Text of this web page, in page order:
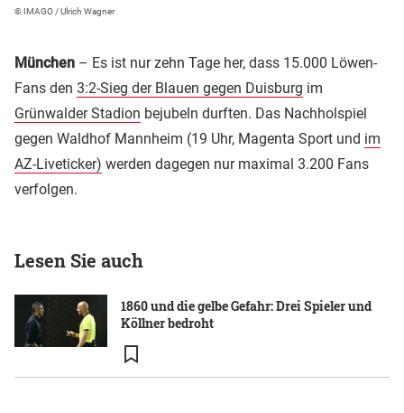
© IMAGO / Ulrich Wagner
München – Es ist nur zehn Tage her, dass 15.000 Löwen-
Fans den 3:2-Sieg der Blauen gegen Duisburg im
Grünwalder Stadion bejubeln durften. Das Nachholspiel
gegen Waldhof Mannheim (19 Uhr, Magenta Sport und im
AZ-Liveticker) werden dagegen nur maximal 3.200 Fans
verfolgen.
Lesen Sie auch
1860 und die gelbe Gefahr: Drei Spieler und
Köllner bedroht